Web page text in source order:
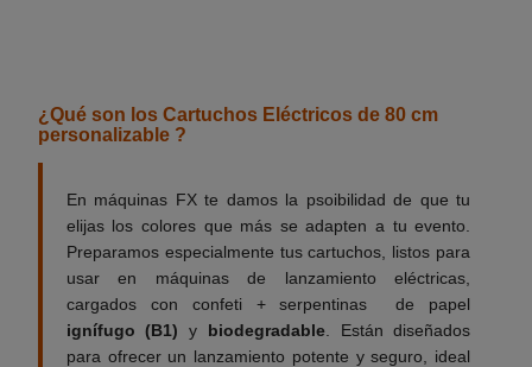
¿Qué son los Cartuchos Eléctricos de 80 cm
personalizable ?
En máquinas FX te damos la psoibilidad de que tu
elijas los colores que más se adapten a tu evento.
Preparamos especialmente tus cartuchos, listos para
usar en máquinas de lanzamiento eléctricas,
cargados con confeti + serpentinas de papel
ignífugo (B1) y biodegradable. Están diseñados
para ofrecer un lanzamiento potente y seguro, ideal